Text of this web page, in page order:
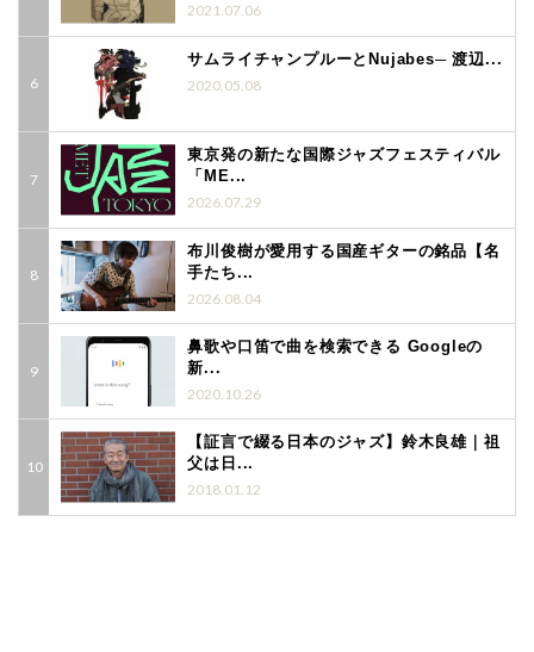
2021.07.06
サムライチャンプルーとNujabes─ 渡辺...
2020.05.08
東京発の新たな国際ジャズフェスティバル
「ME...
2026.07.29
布川俊樹が愛用する国産ギターの銘品【名
手たち...
2026.08.04
鼻歌や口笛で曲を検索できる Googleの
新...
2020.10.26
【証言で綴る日本のジャズ】鈴木良雄｜祖
父は日...
2018.01.12